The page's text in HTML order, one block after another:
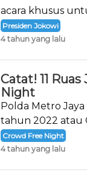
acara khusus
Presiden Jokowi
4 tahun yang lalu
Catat! 11
Night
Polda Metro
tahun 2022 atau
Crowd Free Night
4 tahun yang lalu